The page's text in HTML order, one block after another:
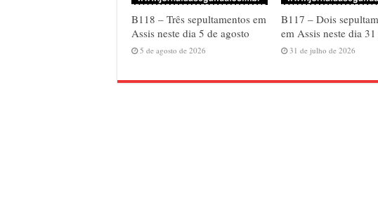
B118 – Três sepultamentos em
Assis neste dia 5 de agosto
5 de agosto de 2026
B117 – Dois
em Assis neste dia
31 de julho de 2026